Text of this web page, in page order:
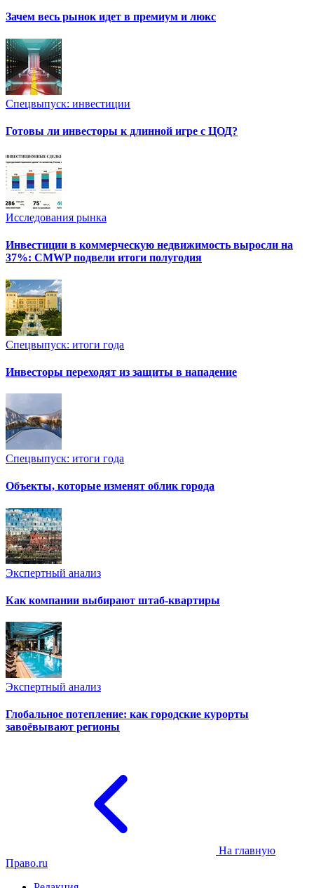
Зачем весь рынок идет в премиум и люкс
Спецвыпуск: инвестиции
Готовы ли инвесторы к длинной игре с ЦОД?
Исследования рынка
Инвестиции в коммерческую недвижимость выросли на
37%: CMWP подвели итоги полугодия
Спецвыпуск: итоги года
Инвесторы переходят из защиты в нападение
Спецвыпуск: итоги года
Объекты, которые изменят облик города
Экспертный анализ
Как компании выбирают штаб-квартиры
Экспертный анализ
Глобальное потепление: как городские курорты
завоёвывают регионы
На главную
Право.ru